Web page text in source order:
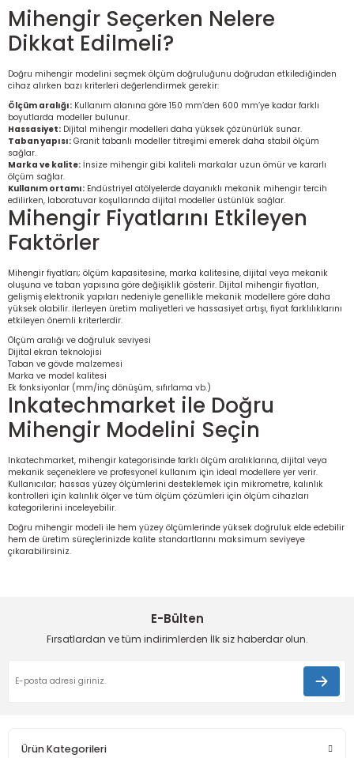
Cihazı
Ölçer
Mihengir Seçerken Nelere
Dikkat Edilmeli?
Doğru mihengir modelini seçmek ölçüm doğruluğunu doğrudan etkilediğinden
cihaz alırken bazı kriterleri değerlendirmek gerekir:
Ölçüm aralığı: Kullanım alanına göre 150 mm’den 600 mm’ye kadar farklı
boyutlarda modeller bulunur.
Hassasiyet: Dijital mihengir modelleri daha yüksek çözünürlük sunar.
Taban yapısı: Granit tabanlı modeller titreşimi emerek daha stabil ölçüm
sağlar.
Marka ve kalite: İnsize mihengir gibi kaliteli markalar uzun ömür ve kararlı
ölçüm sağlar.
Kullanım ortamı: Endüstriyel atölyelerde dayanıklı mekanik mihengir tercih
edilirken, laboratuvar koşullarında dijital modeller üstünlük sağlar.
Mihengir Fiyatlarını Etkileyen
Faktörler
Mihengir fiyatları; ölçüm kapasitesine, marka kalitesine, dijital veya mekanik
oluşuna ve taban yapısına göre değişiklik gösterir. Dijital mihengir fiyatları,
gelişmiş elektronik yapıları nedeniyle genellikle mekanik modellere göre daha
yüksek olabilir. İlerleyen üretim maliyetleri ve hassasiyet artışı, fiyat farklılıklarını
etkileyen önemli kriterlerdir.
Ölçüm aralığı ve doğruluk seviyesi
Dijital ekran teknolojisi
Taban ve gövde malzemesi
Marka ve model kalitesi
Ek fonksiyonlar (mm/inç dönüşüm, sıfırlama vb.)
Inkatechmarket ile Doğru
Mihengir Modelini Seçin
Inkatechmarket, mihengir kategorisinde farklı ölçüm aralıklarına, dijital veya
mekanik seçeneklere ve profesyonel kullanım için ideal modellere yer verir.
Kullanıcılar; hassas yüzey ölçümlerini desteklemek için mikrometre, kalınlık
kontrolleri için kalınlık ölçer ve tüm ölçüm çözümleri için ölçüm cihazları
kategorilerini inceleyebilir.
Doğru mihengir modeli ile hem yüzey ölçümlerinde yüksek doğruluk elde edebilir
hem de üretim süreçlerinizde kalite standartlarını maksimum seviyeye
çıkarabilirsiniz.
E-Bülten
Fırsatlardan ve tüm indirimlerden İlk siz haberdar olun.
Ürün Kategorileri